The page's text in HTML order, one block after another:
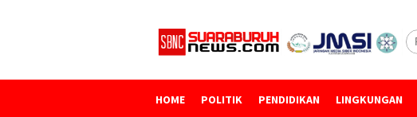
HOME POLITIK PENDIDIKAN LINGKUNGAN